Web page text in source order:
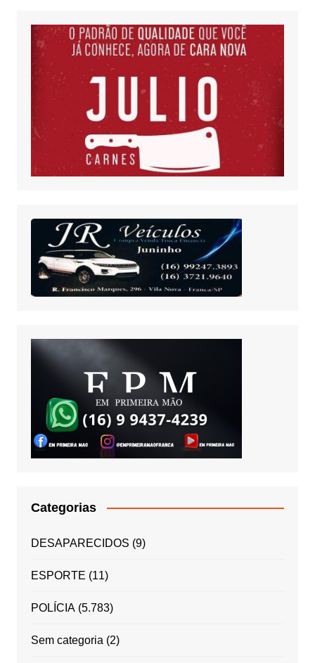
Categorias
DESAPARECIDOS (9)
ESPORTE (11)
POLÍCIA(5.783)
Sem categoria (2)